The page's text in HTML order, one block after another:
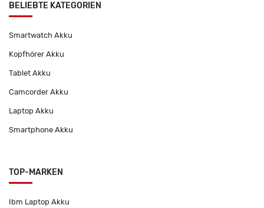
BELIEBTE KATEGORIEN
Smartwatch Akku
Kopfhörer Akku
Tablet Akku
Camcorder Akku
Laptop Akku
Smartphone Akku
TOP-MARKEN
Ibm Laptop Akku